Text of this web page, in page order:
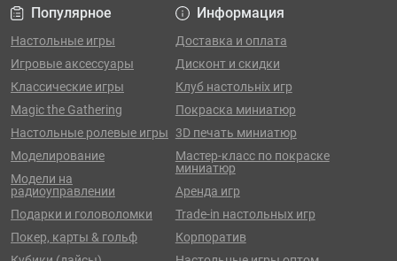
Популярное
Настольные игры
Игровые аксессуары
Классические игры
Magic the Gathering
Настольные ролевые игры
Моделирование
Модели на
радиоуправлении
Подарки и головоломки
Покер, карты & гольф
Информация
Доставка и оплата
Дисконт и скидки
Клуб настольніх игр
Покраска миниатюр
3D печать миниатюр
Мастер-класс по покраске
миниатюр
Аренда игр
Trade-in настольных игр
Корпоратив